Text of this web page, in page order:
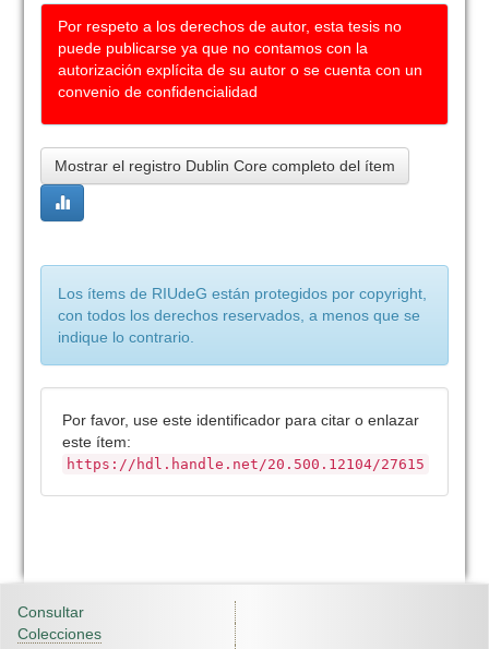
Por respeto a los derechos de autor, esta tesis no
puede publicarse ya que no contamos con la
autorización explícita de su autor o se cuenta con un
convenio de confidencialidad
Mostrar el registro Dublin Core completo del ítem
Los ítems de RIUdeG están protegidos por copyright,
con todos los derechos reservados, a menos que se
indique lo contrario.
Por favor, use este identificador para citar o enlazar
este ítem:
https://hdl.handle.net/20.500.12104/27615
Consultar
Colecciones